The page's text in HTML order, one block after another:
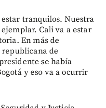
estar tranquilos. Nuestra
Cali va a estar
En más de
republicana de
se había
y eso va a ocurrir